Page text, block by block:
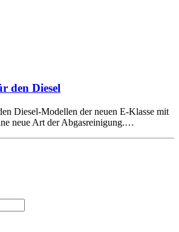
den Diesel
Diesel-Modellen der neuen E-Klasse mit
neue Art der Abgasreinigung.…